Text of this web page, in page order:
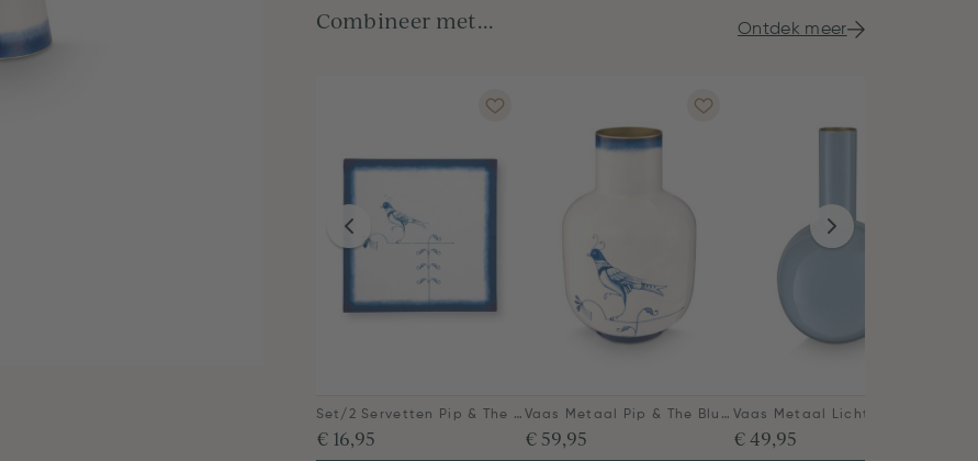
Combineer met... Ontdek meer
Set/2 Servetten Pip & The Blue Bird Blauw
€ 16,95
Vaas Metaal Pip & The Blue Bird Blauw 30cm
€ 59,95 € 49,95